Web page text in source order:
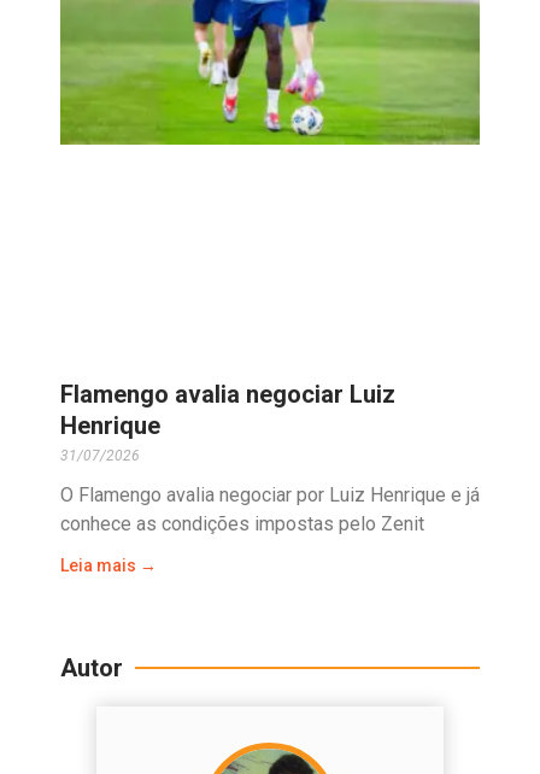
Flamengo avalia negociar Luiz
Henrique
31/07/2026
O Flamengo avalia negociar por Luiz Henrique e já
conhece as condições impostas pelo Zenit
Leia mais →
Autor